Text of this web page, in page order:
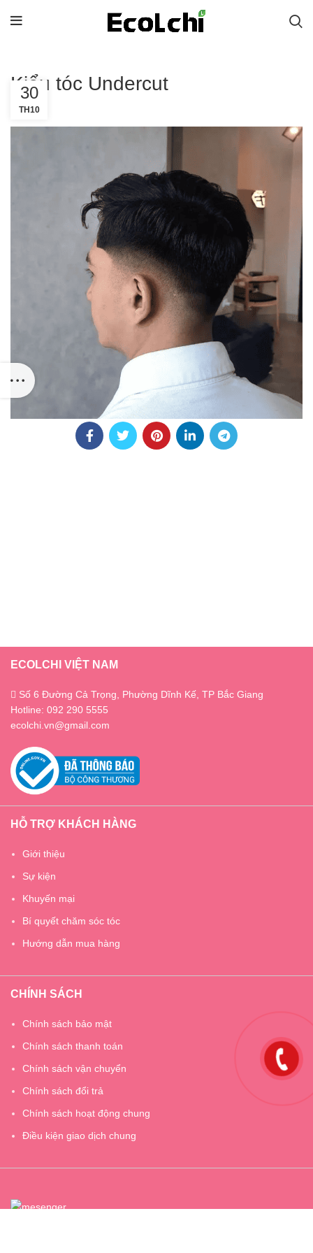
Kiểu tóc Undercut
30
TH10
ECOLCHI VIỆT NAM
Số 6 Đường Cả Trọng, Phường Dĩnh Kế, TP Bắc Giang
Hotline: 092 290 5555
ecolchi.vn@gmail.com
HỖ TRỢ KHÁCH HÀNG
Giới thiệu
Sự kiện
Khuyến mại
Bí quyết chăm sóc tóc
Hướng dẫn mua hàng
CHÍNH SÁCH
Chính sách bảo mật
Chính sách thanh toán
Chính sách vận chuyển
Chính sách đổi trả
Chính sách hoạt động chung
Điều kiện giao dịch chung